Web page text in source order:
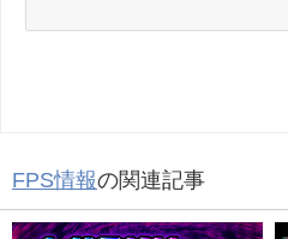
FPS情報の関連記事